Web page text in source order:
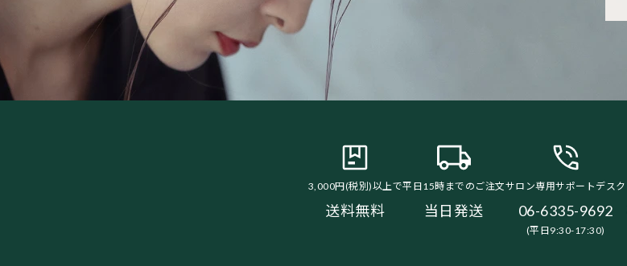
3,000円(税別)以上で
送料無料
平日15時までのご注文
当日発送
サロン専用サポートデスク
06-6335-9692
(平日9:30-17:30)